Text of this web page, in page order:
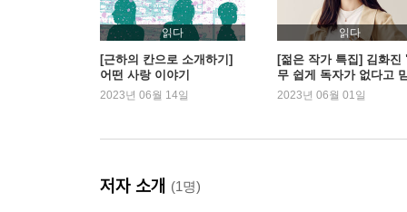
읽다
[근하의 칸으로 소개하기]
어떤 사랑 이야기
2023년 06월 14일
읽다
[젊은 작가 특집] 김화진
무 쉽게 독자가 없다고
버리지 마세요"
2023년 06월 01일
저자 소개 (1명)